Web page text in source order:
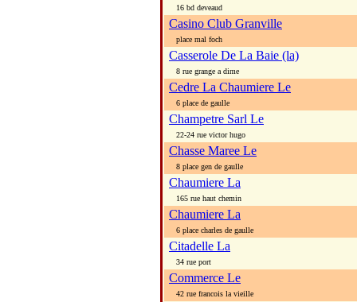
16 bd deveaud
Casino Club Granville
place mal foch
Casserole De La Baie (la)
8 rue grange a dime
Cedre La Chaumiere Le
6 place de gaulle
Champetre Sarl Le
22-24 rue victor hugo
Chasse Maree Le
8 place gen de gaulle
Chaumiere La
165 rue haut chemin
Chaumiere La
6 place charles de gaulle
Citadelle La
34 rue port
Commerce Le
42 rue francois la vieille